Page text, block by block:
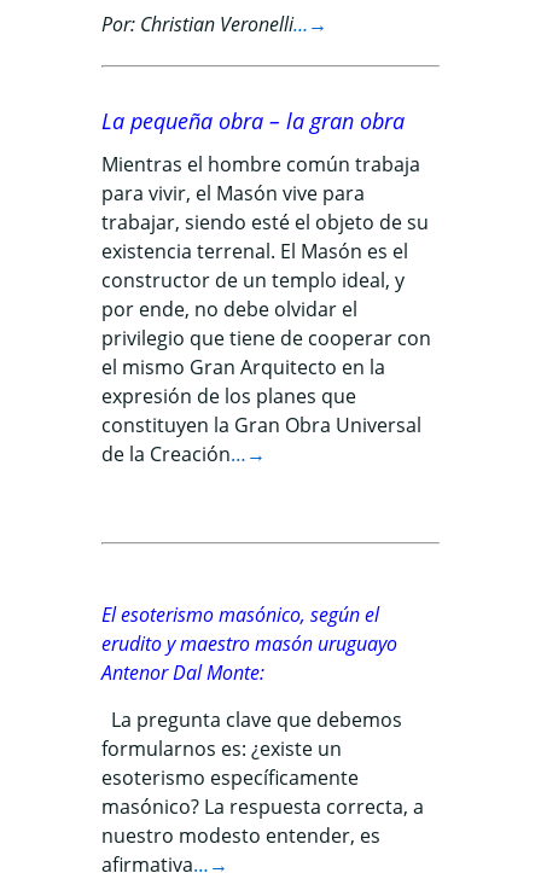
Por: Christian Veronelli…→
La pequeña obra – la gran obra
Mientras el hombre común trabaja
para vivir, el Masón vive para
trabajar, siendo esté el objeto de su
existencia terrenal. El Masón es el
constructor de un templo ideal, y
por ende, no debe olvidar el
privilegio que tiene de cooperar con
el mismo Gran Arquitecto en la
expresión de los planes que
constituyen la Gran Obra Universal
de la Creación…→
El esoterismo masónico, según el
erudito y maestro masón uruguayo
Antenor Dal Monte:
La pregunta clave que debemos
formularnos es: ¿existe un
esoterismo específicamente
masónico? La respuesta correcta, a
nuestro modesto entender, es
afirmativa…→